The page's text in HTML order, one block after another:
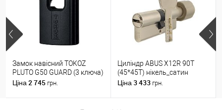
Замок навісний TOKOZ
PLUTO G50 GUARD (3 ключа)
Ціна 2 745 грн.
Циліндр ABUS X12R 90T
(45*45T) нікель_сатин
Ціна 3 433 грн.